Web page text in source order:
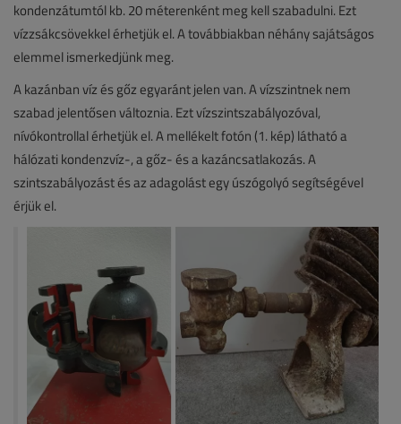
kondenzátumtól kb. 20 méterenként meg kell szabadulni. Ezt
vízzsákcsövekkel érhetjük el. A továbbiakban néhány sajátságos
elemmel ismerkedjünk meg.
A kazánban víz és gőz egyaránt jelen van. A vízszintnek nem
szabad jelentősen változnia. Ezt vízszintszabályozóval,
nívókontrollal érhetjük el. A mellékelt fotón (1. kép) látható a
hálózati kondenzvíz-, a gőz- és a kazáncsatlakozás. A
szintszabályozást és az adagolást egy úszógolyó segítségével
érjük el.